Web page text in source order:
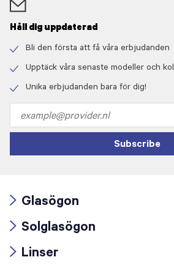
Håll dig uppdaterad
icon
Bli den första att få våra erbjudanden
icon
Upptäck våra senaste modeller och
Unika erbjudanden bara för dig!
address
Subscribe
icon
Glasögon
icon
Solglasögon
Linser